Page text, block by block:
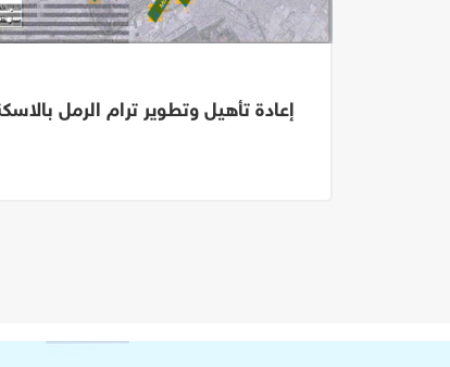
إعادة تأهيل وتطوير ترام الرمل